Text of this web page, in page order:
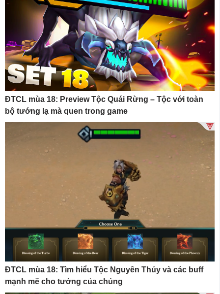
ĐTCL mùa 18: Preview Tộc Quái Rừng – Tộc với toàn
bộ tướng lạ mà quen trong game
ĐTCL mùa 18: Tìm hiểu Tộc Nguyên Thủy và các buff
mạnh mẽ cho tướng của chúng